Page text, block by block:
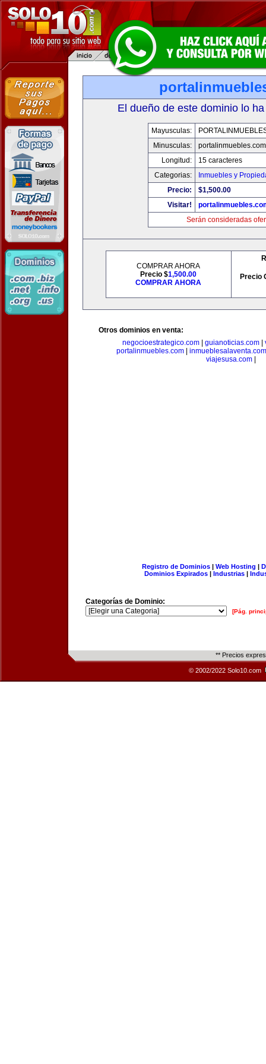
El dueño de este dominio lo
Mayusculas:
Minusculas:
portalinmuebles.com
Longitud:
15 caracteres
Categorias:
Inmuebles y
Precio:
$1,500.00
Visitar!
Serán consideradas
COMPRAR AHORA
Precio $1,500.00
COMPRAR AHORA
Precio
Otros dominios en venta:
negocioestrategico.com| guianoticias.com|
portalinmuebles.com
inmueblesalaventa.com
viajesusa.com
Registro de Dominios| Web Hosting |
Dominios Expirados | Industrias |
Categorías de Dominio:
[Pág.
** Precios
© 2002/2022 Solo10.com